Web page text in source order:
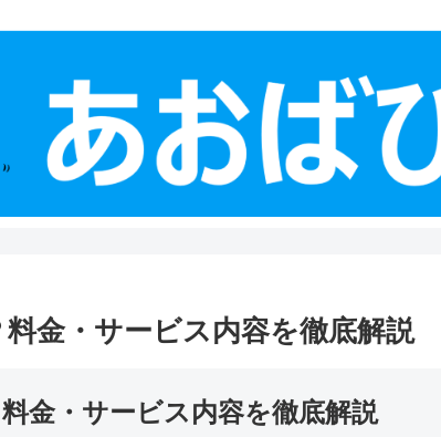
金・サービス内容を徹底解説
金・サービス内容を徹底解説